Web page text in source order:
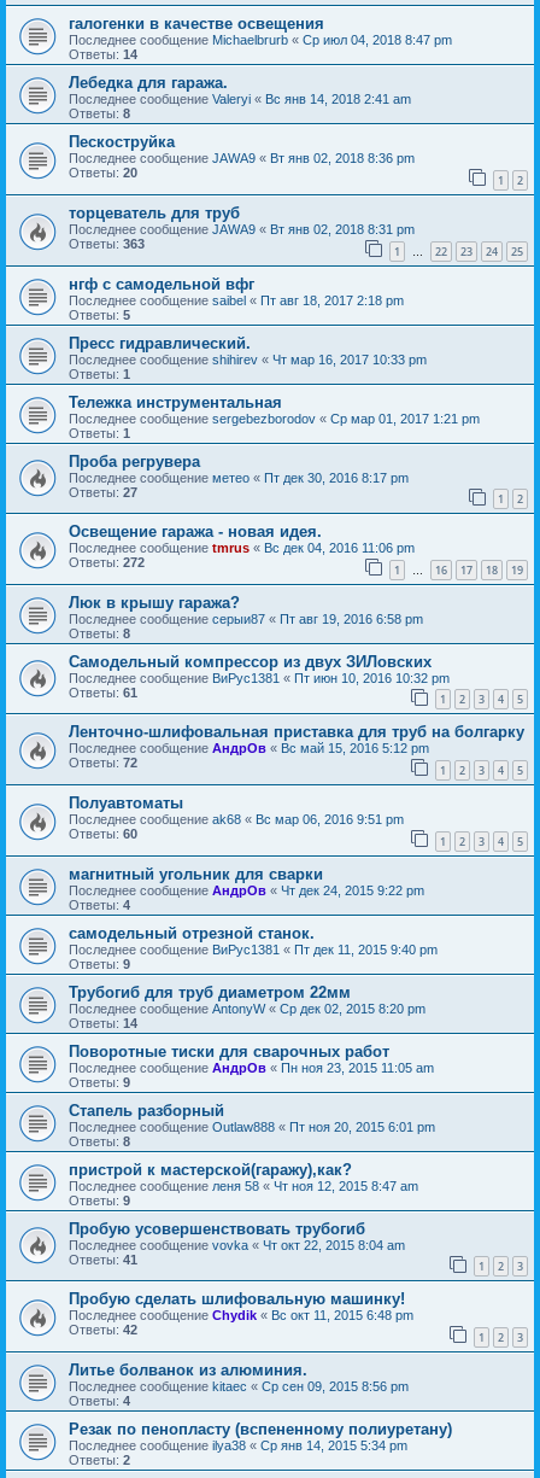
галогенки в качестве освещения
Последнее сообщение Michaelbrurb « Ср июл 04, 2018 8:47 pm
Ответы: 14
Лебедка для гаража.
Последнее сообщение Valeryi « Вс янв 14, 2018 2:41 am
Ответы: 8
Пескоструйка
Последнее сообщение JAWA9 « Вт янв 02, 2018 8:36 pm
Ответы: 20 1 2
торцеватель для труб
Последнее сообщение JAWA9 « Вт янв 02, 2018 8:31 pm
Ответы: 363 1 … 22 23 24 25
нгф с самодельной вфг
Последнее сообщение saibel « Пт авг 18, 2017 2:18 pm
Ответы: 5
Пресс гидравлический.
Последнее сообщение shihirev « Чт мар 16, 2017 10:33 pm
Ответы: 1
Тележка инструментальная
Последнее сообщение sergebezborodov « Ср мар 01, 2017 1:21 pm
Ответы: 1
Проба регрувера
Последнее сообщение метео « Пт дек 30, 2016 8:17 pm
Ответы: 27 1 2
Освещение гаража - новая идея.
Последнее сообщение tmrus « Вс дек 04, 2016 11:06 pm
Ответы: 272 1 … 16 17 18 19
Люк в крышу гаража?
Последнее сообщение серыи87 « Пт авг 19, 2016 6:58 pm
Ответы: 8
Самодельный компрессор из двух ЗИЛовских
Последнее сообщение ВиРус1381 « Пт июн 10, 2016 10:32 pm
Ответы: 61 1 2 3 4 5
Ленточно-шлифовальная приставка для труб на болгарку
Последнее сообщение АндрОв « Вс май 15, 2016 5:12 pm
Ответы: 72 1 2 3 4 5
Полуавтоматы
Последнее сообщение ak68 « Вс мар 06, 2016 9:51 pm
Ответы: 60 1 2 3 4 5
магнитный угольник для сварки
Последнее сообщение АндрОв « Чт дек 24, 2015 9:22 pm
Ответы: 4
самодельный отрезной станок.
Последнее сообщение ВиРус1381 « Пт дек 11, 2015 9:40 pm
Ответы: 9
Трубогиб для труб диаметром 22мм
Последнее сообщение AntonyW« Ср дек 02, 2015 8:20 pm
Ответы: 14
Поворотные тиски для сварочных работ
Последнее сообщение АндрОв « Пн ноя 23, 2015 11:05 am
Ответы: 9
Стапель разборный
Последнее сообщение Outlaw888 « Пт ноя 20, 2015 6:01 pm
Ответы: 8
пристрой к мастерской(гаражу),как?
Последнее сообщение леня 58 « Чт ноя 12, 2015 8:47 am
Ответы: 9
Пробую усовершенствовать трубогиб
Последнее сообщение vovka « Чт окт 22, 2015 8:04 am
Ответы: 41 1 2 3
Пробую сделать шлифовальную машинку!
Последнее сообщение Chydik « Вс окт 11, 2015 6:48 pm
Ответы: 42 1 2 3
Литье болванок из алюминия.
Последнее сообщение kitaec « Ср сен 09, 2015 8:56 pm
Ответы: 4
Резак по пенопласту (вспененному полиуретану)
Последнее сообщение ilya38 « Ср янв 14, 2015 5:34 pm
Ответы: 2